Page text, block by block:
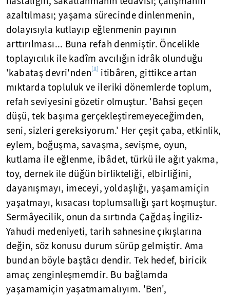
azaltılması; yaşama sürecinde dinlenmenin,
dolayısıyla kutlayıp eğlenmenin payının
arttırılması... Buna refah denmiştir. Öncelikle
toplayıcılık ile kadîm avcılığın idrâk olunduğu
'kabataş devri'nden[ii] itibâren, gittikce artan
mıktarda topluluk ve ileriki dönemlerde toplum,
refah seviyesini gözetir olmuştur. 'Bahsi geçen
düşü, tek başıma gerçekleştiremeyeceğimden,
seni, sizleri gereksiyorum.' Her çeşit çaba, etkinlik,
eylem, boğuşma, savaşma, sevişme, oyun,
kutlama ile eğlenme, ibâdet, türkü ile ağıt yakma,
toy, dernek ile düğün birlikteliği, elbirliğini,
dayanışmayı, imeceyi, yoldaşlığı, yaşamamiçin
yaşatmayı, kısacası toplumsallığı şart koşmuştur.
Sermâyecilik, onun da sırtında Çağdaş İngiliz-
Yahudi medeniyeti, tarih sahnesine çıkışlarına
değin, söz konusu durum sürüp gelmiştir. Ama
bundan böyle baştâcı dendir. Tek hedef, biricik
amaç zenginleşmemdir. Bu bağlamda
yaşamamiçin yaşatmamalıyım. 'Ben',